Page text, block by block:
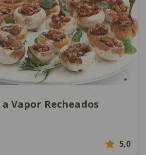
Vapor Recheados
5,0